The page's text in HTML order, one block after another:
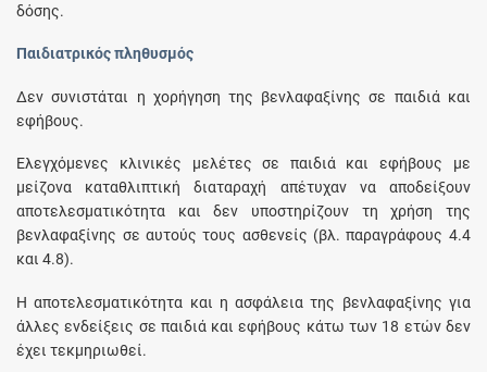
δόσης.
Παιδιατρικός πληθυσμός
Δεν συνιστάται η χορήγηση της βενλαφαξίνης σε παιδιά και
εφήβους.
Ελεγχόμενες κλινικές μελέτες σε παιδιά και εφήβους με
μείζονα καταθλιπτική διαταραχή απέτυχαν να αποδείξουν
αποτελεσματικότητα και δεν υποστηρίζουν τη χρήση της
βενλαφαξίνης σε αυτούς τους ασθενείς (βλ. παραγράφους 4.4
και 4.8).
Η αποτελεσματικότητα και η ασφάλεια της βενλαφαξίνης για
άλλες ενδείξεις σε παιδιά και εφήβους κάτω των 18 ετών δεν
έχει τεκμηριωθεί.